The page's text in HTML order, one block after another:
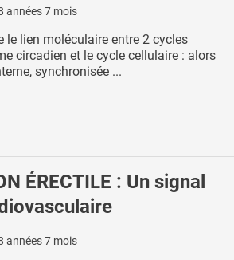
années 7 mois
le lien moléculaire entre 2 cycles
circadien et le cycle cellulaire : alors
synchronisée ...
ÉRECTILE : Un signal
années 7 mois